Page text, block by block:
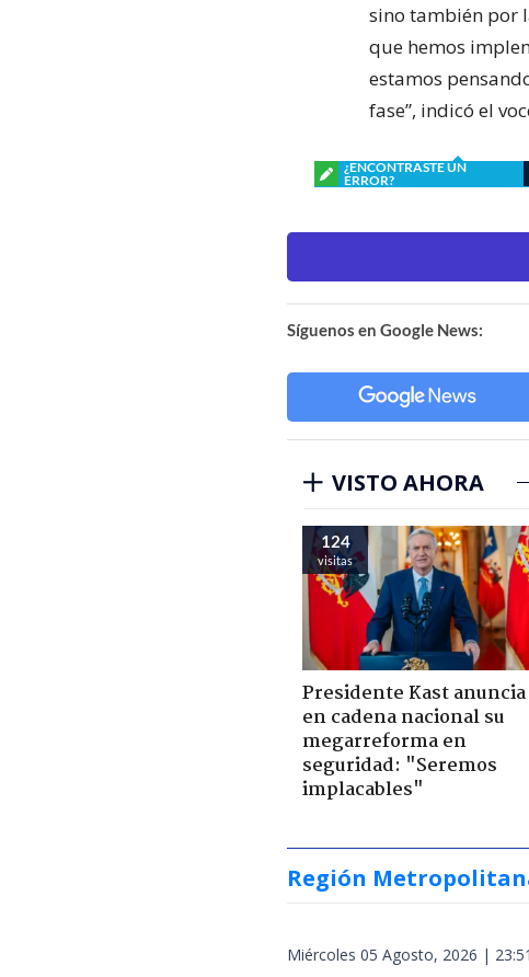
sino también por
que hemos
estamos
fase”, indicó el
¿ENCONTRASTE UN
ERROR?
Síguenos en Google News:
VISTO AHORA
124
visitas
Presidente Kast anuncia
en cadena nacional su
megarreforma en
seguridad: "Seremos
implacables"
Región
Miércoles 05 Agosto, 2026 | 23:51